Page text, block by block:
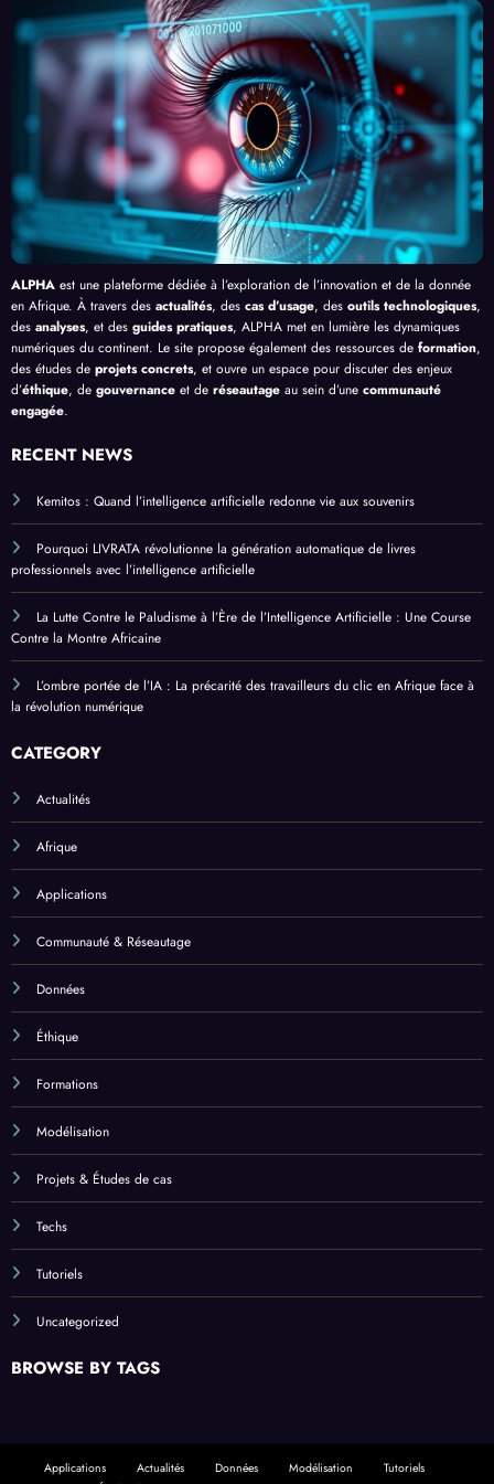
Clic »
en
Afriq
ue
contr
e le
Palud
isme
en
Afriq
ue
esses
, au-
delà
de
Bang
ui
l’Effi
cacit
é de
l’IA
ALPHA est une plateforme dédiée à l’exploration de l’innovation et de la donnée
en Afrique. À travers des actualités, des cas d’usage, des outils technologiques,
des analyses, et des guides pratiques, ALPHA met en lumière les dynamiques
numériques du continent. Le site propose également des ressources de formation,
des études de projets concrets, et ouvre un espace pour discuter des enjeux
d’éthique, de gouvernance et de réseautage au sein d’une communauté
engagée.
RECENT NEWS
Kemitos : Quand l’intelligence artificielle redonne vie aux souvenirs
Pourquoi LIVRATA révolutionne la génération automatique de livres
professionnels avec l’intelligence artificielle
La Lutte Contre le Paludisme à l’Ère de l’Intelligence Artificielle : Une Course
Contre la Montre Africaine
L’ombre portée de l’IA : La précarité des travailleurs du clic en Afrique face à
la révolution numérique
CATEGORY
Actualités
Afrique
Applications
Communauté & Réseautage
Données
Éthique
Formations
Modélisation
Projets & Études de cas
Techs
Tutoriels
Uncategorized
BROWSE BY TAGS
Applications Actualités Données Modélisation
Tutoriels